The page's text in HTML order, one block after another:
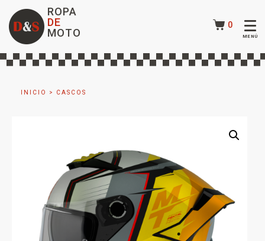
ROPA
DE
MOTO
0
INICIO > CASCOS